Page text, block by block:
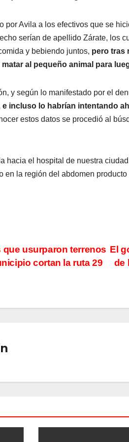
por Avila a los efectivos que se
serían de apellido Zárate, los
y bebiendo juntos, pero tras
al pequeño animal para
y según lo manifestado por el
e incluso lo habrían intentando
estos datos se procedió al
hacia el hospital de nuestra
en la región del abdomen
El
de
que usurparon terrenos
cortan la ruta 29